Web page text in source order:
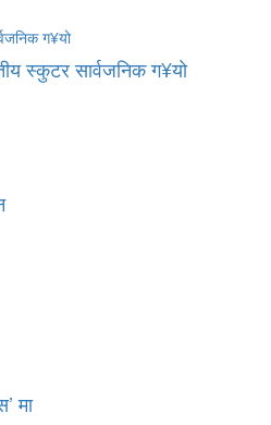
स्कुटर सार्वजनिक ग¥यो
मा